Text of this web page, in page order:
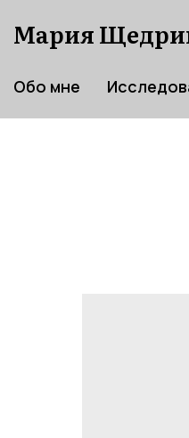
Мария
Обо мне